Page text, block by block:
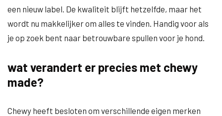
een nieuw label. De kwaliteit blijft hetzelfde, maar het
wordt nu makkelijker om alles te vinden. Handig voor als
je op zoek bent naar betrouwbare spullen voor je hond.
wat verandert er precies met chewy
made?
Chewy heeft besloten om verschillende eigen merken